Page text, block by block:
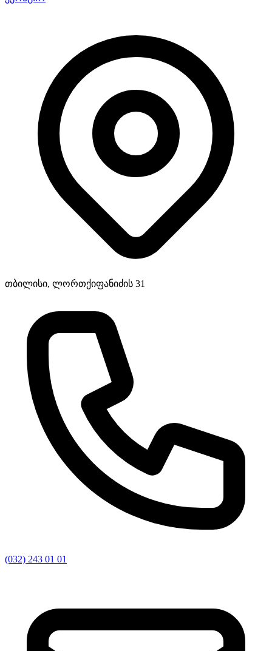
თბილისი, ლორთქიფანიძის 31
(032) 243 01 01